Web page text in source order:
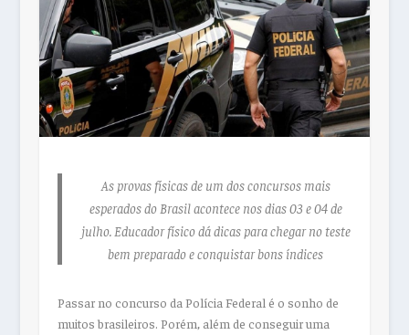
As provas físicas de um dos concursos mais
esperados do Brasil acontece nos dias 03 e 04 de
julho. Educador físico dá dicas para chegar no teste
bem preparado e conquistar bons índices
Passar no concurso da Polícia Federal é o sonho de
muitos brasileiros. Porém, além de conseguir uma